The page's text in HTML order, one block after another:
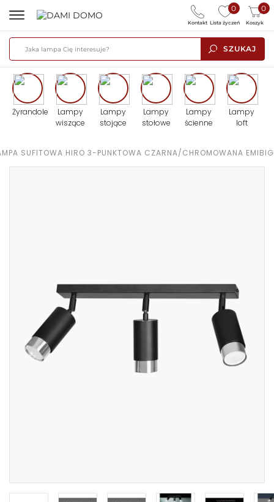
SZUKAJ
0
Lista życzeń
0
Koszyk
Kontakt
Żyrandole
Lampy
wiszące
Lampy
stojące
Lampy
stołowe
Lampy
ścienne
Lampy
loft
SUFITOWA HIRO 3-PUNKTOWA CZARNA/CHROMOWANA EMIBIG